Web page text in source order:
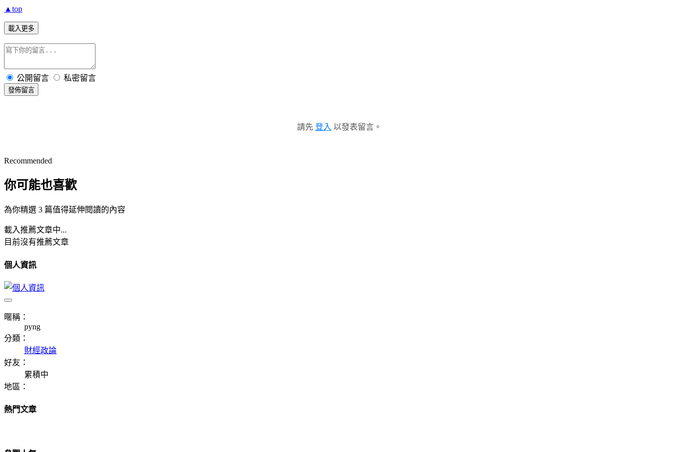
▲top
載入更多
公開留言 私密留言
發佈留言
請先 登入 以發表留言。
Recommended
你可能也喜歡
為你精選 3 篇值得延伸閱讀的內容
載入推薦文章中...
目前沒有推薦文章
個人資訊
暱稱：
pyng
分類：
財經政論
好友：
累積中
地區：
熱門文章